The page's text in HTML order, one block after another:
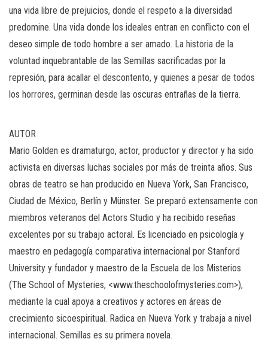
una vida libre de prejuicios, donde el respeto a la diversidad
predomine. Una vida donde los ideales entran en conflicto con el
deseo simple de todo hombre a ser amado. La historia de la
voluntad inquebrantable de las Semillas sacrificadas por la
represión, para acallar el descontento, y quienes a pesar de todos
los horrores, germinan desde las oscuras entrañas de la tierra.
AUTOR
Mario Golden es dramaturgo, actor, productor y director y ha sido
activista en diversas luchas sociales por más de treinta años. Sus
obras de teatro se han producido en Nueva York, San Francisco,
Ciudad de México, Berlín y Münster. Se preparó extensamente con
miembros veteranos del Actors Studio y ha recibido reseñas
excelentes por su trabajo actoral. Es licenciado en psicología y
maestro en pedagogía comparativa internacional por Stanford
University y fundador y maestro de la Escuela de los Misterios
(The School of Mysteries, <www.theschoolofmysteries.com>),
mediante la cual apoya a creativos y actores en áreas de
crecimiento sicoespiritual. Radica en Nueva York y trabaja a nivel
internacional. Semillas es su primera novela.